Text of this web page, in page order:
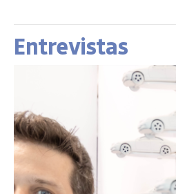
Entrevistas